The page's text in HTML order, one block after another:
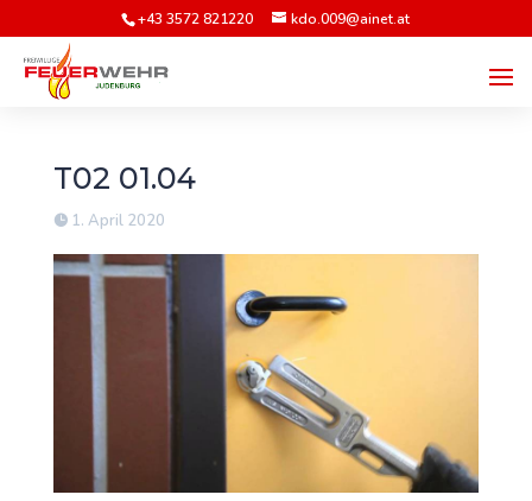
+43 3572 821220 kdo.009@ainet.at
T02 01.04
1. April 2020